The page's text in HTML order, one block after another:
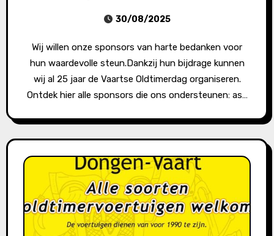
30/08/2025
Wij willen onze sponsors van harte bedanken voor
hun waardevolle steun.Dankzij hun bijdrage kunnen
wij al 25 jaar de Vaartse Oldtimerdag organiseren.
Ontdek hier alle sponsors die ons ondersteunen: as…